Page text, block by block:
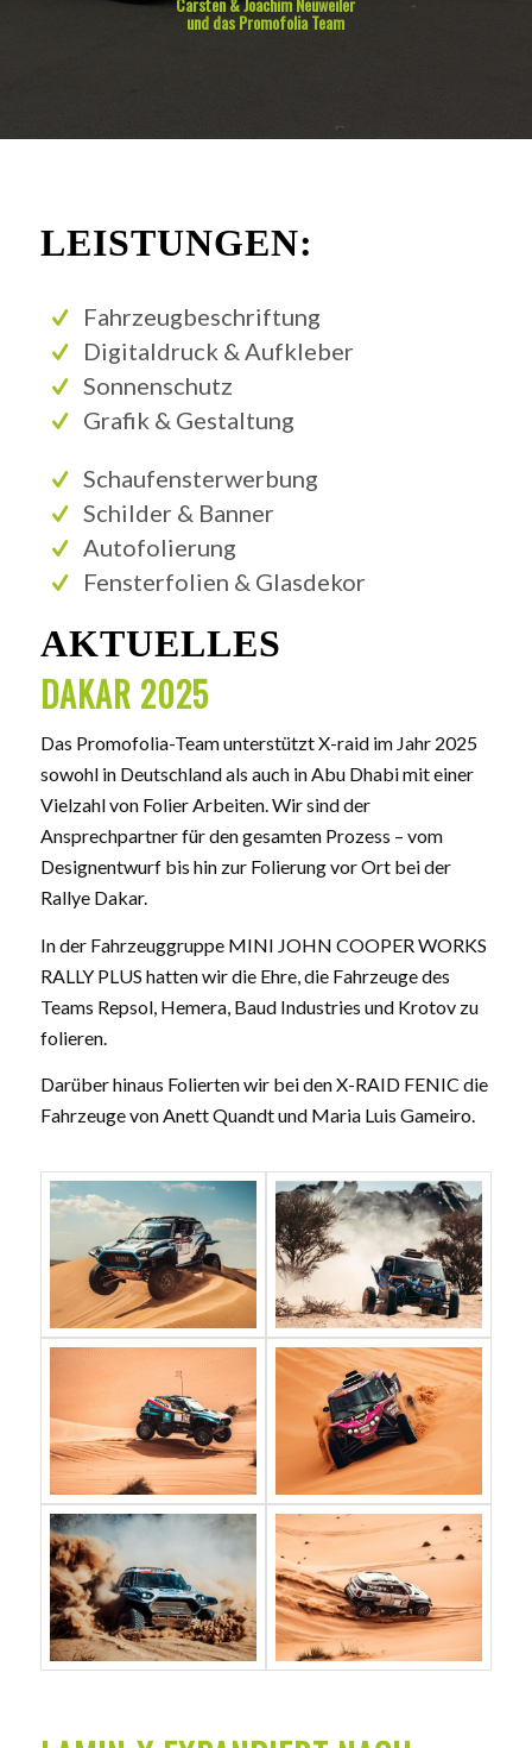
und das Promofolia Team
LEISTUNGEN:
Fahrzeugbeschriftung
Digitaldruck & Aufkleber
Sonnenschutz
Grafik & Gestaltung
Schaufensterwerbung
Schilder & Banner
Autofolierung
Fensterfolien & Glasdekor
AKTUELLES
DAKAR 2025
Das Promofolia-Team unterstützt X-raid im Jahr 2025
sowohl in Deutschland als auch in Abu Dhabi mit einer
Vielzahl von Folier Arbeiten. Wir sind der
Ansprechpartner für den gesamten Prozess – vom
Designentwurf bis hin zur Folierung vor Ort bei der
Rallye Dakar.
In der Fahrzeuggruppe MINI JOHN COOPER WORKS
RALLY PLUS hatten wir die Ehre, die Fahrzeuge des
Teams Repsol, Hemera, Baud Industries und Krotov zu
folieren.
Darüber hinaus Folierten wir bei den X-RAID FENIC die
Fahrzeuge von Anett Quandt und Maria Luis Gameiro.